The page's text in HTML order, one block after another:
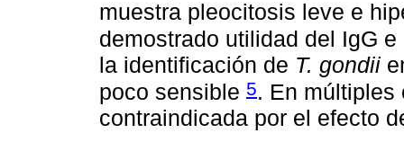
muestra pleocitosis leve e
demostrado utilidad del IgG
la identificación de T. gondii
poco sensible 5. En múltiples
contraindicada por el efecto